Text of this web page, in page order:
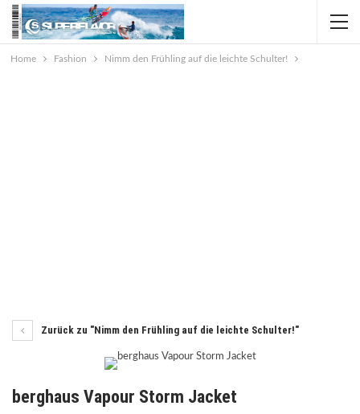
Home Fashion Nimm den Frühling auf die leichte Schulter!
Zurück zu "Nimm den Frühling auf die leichte Schulter!"
berghaus Vapour Storm Jacket